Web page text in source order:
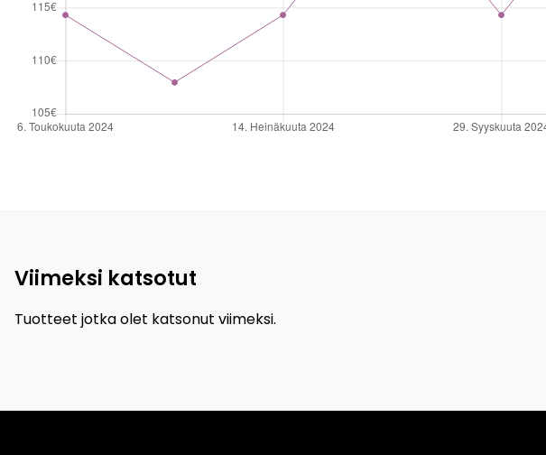
Viimeksi katsotut
Tuotteet jotka olet katsonut viimeksi.